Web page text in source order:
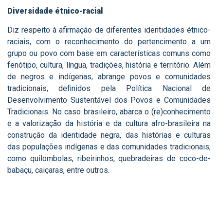
Diversidade étnico-racial
Diz respeito à afirmação de diferentes identidades étnico-
raciais, com o reconhecimento do pertencimento a um
grupo ou povo com base em características comuns como
fenótipo, cultura, língua, tradições, história e território. Além
de negros e indígenas, abrange povos e comunidades
tradicionais, definidos pela Política Nacional de
Desenvolvimento Sustentável dos Povos e Comunidades
Tradicionais. No caso brasileiro, abarca o (re)conhecimento
e a valorização da história e da cultura afro-brasileira na
construção da identidade negra, das histórias e culturas
das populações indígenas e das comunidades tradicionais,
como quilombolas, ribeirinhos, quebradeiras de coco-de-
babaçu, caiçaras, entre outros.